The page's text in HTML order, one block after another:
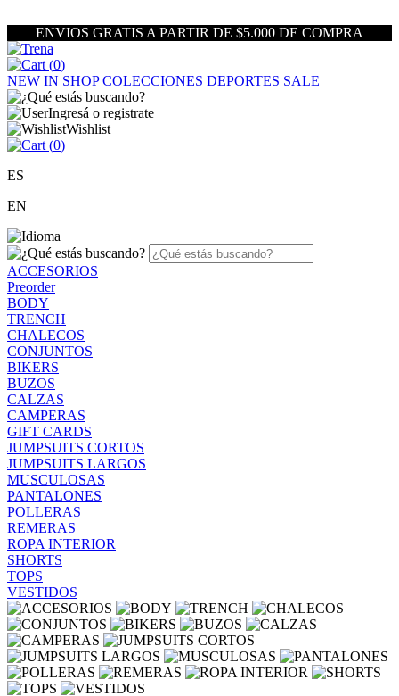
ENVIOS GRATIS A PARTIR DE $5.000 DE COMPRA
(0)
NEW IN SHOPCOLECCIONES DEPORTES SALE
Ingresá o registrate
Wishlist
(0)
ES
EN
ACCESORIOS
Preorder
BODY
TRENCH
CHALECOS
CONJUNTOS
BIKERS
BUZOS
CALZAS
CAMPERAS
GIFT CARDS
JUMPSUITS CORTOS
JUMPSUITS LARGOS
MUSCULOSAS
PANTALONES
POLLERAS
REMERAS
ROPA INTERIOR
SHORTS
TOPS
VESTIDOS